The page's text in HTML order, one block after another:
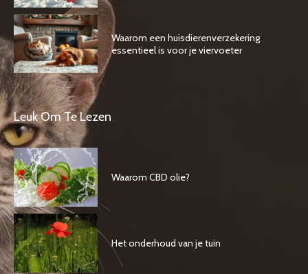
Waarom een huisdierenverzekering
essentieel is voor je viervoeter
Leuk Om Te Lezen
Waarom CBD olie?
Het onderhoud van je tuin